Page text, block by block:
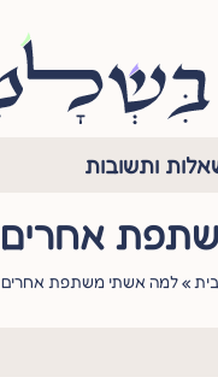
ותשובות
אחרים
»למה אשתי משתפת אחרים